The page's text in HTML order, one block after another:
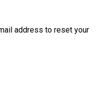
address to reset your